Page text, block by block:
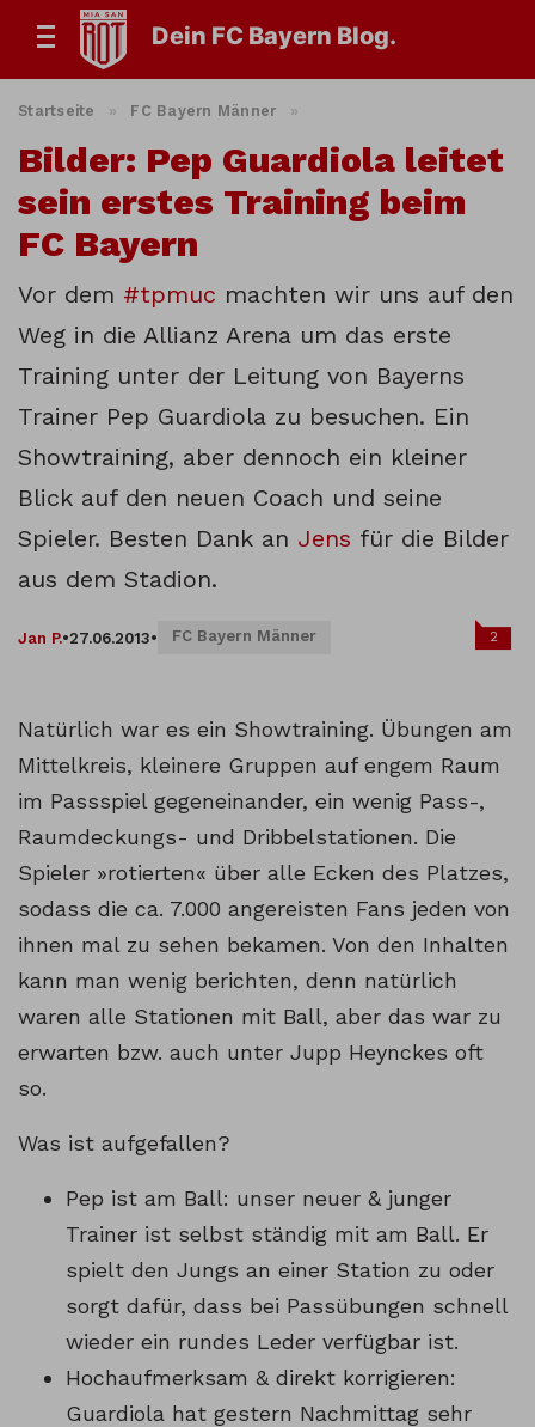
Dein FC Bayern Blog.
Startseite » FC Bayern Männer »
Bilder: Pep Guardiola leitet
sein erstes Training beim
FC Bayern
Vor dem #tpmuc machten wir uns auf den
Weg in die Allianz Arena um das erste
Training unter der Leitung von Bayerns
Trainer Pep Guardiola zu besuchen. Ein
Showtraining, aber dennoch ein kleiner
Blick auf den neuen Coach und seine
Spieler. Besten Dank an Jens für die Bilder
aus dem Stadion.
Jan P.•27.06.2013• FC Bayern Männer 2
Natürlich war es ein Showtraining. Übungen am
Mittelkreis, kleinere Gruppen auf engem Raum
im Passspiel gegeneinander, ein wenig Pass-,
Raumdeckungs- und Dribbelstationen. Die
Spieler »rotierten« über alle Ecken des Platzes,
sodass die ca. 7.000 angereisten Fans jeden von
ihnen mal zu sehen bekamen. Von den Inhalten
kann man wenig berichten, denn natürlich
waren alle Stationen mit Ball, aber das war zu
erwarten bzw. auch unter Jupp Heynckes oft
so.
Was ist aufgefallen?
Pep ist am Ball: unser neuer & junger
Trainer ist selbst ständig mit am Ball. Er
spielt den Jungs an einer Station zu oder
sorgt dafür, dass bei Passübungen schnell
wieder ein rundes Leder verfügbar ist.
Hochaufmerksam & direkt korrigieren:
Guardiola hat gestern Nachmittag sehr